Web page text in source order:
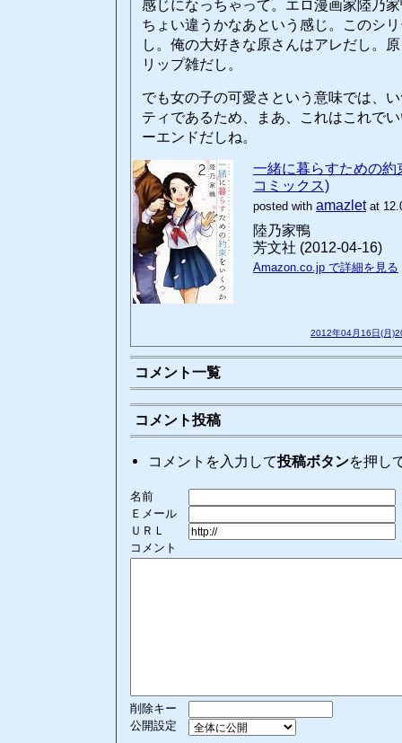
感じになっちゃって。エロ漫画家陸乃
ちょい違うかなあという感じ。このシ
し。俺の大好きな原さんはアレだし。
リップ雑だし。
でも女の子の可愛さという意味では、
ティであるため、まあ、これはこれで
ーエンドだしね。
一緒に暮らすための
コミックス)
posted with amazletat
陸乃家鴨
芳文社 (2012-04-16)
Amazon.co.jp で詳細を見る
2012年04月16日(月
コメント一覧
コメント投稿
コメントを入力して投稿ボタンを押し
名前
Ｅメール
ＵＲＬ
コメント
削除キー
公開設定